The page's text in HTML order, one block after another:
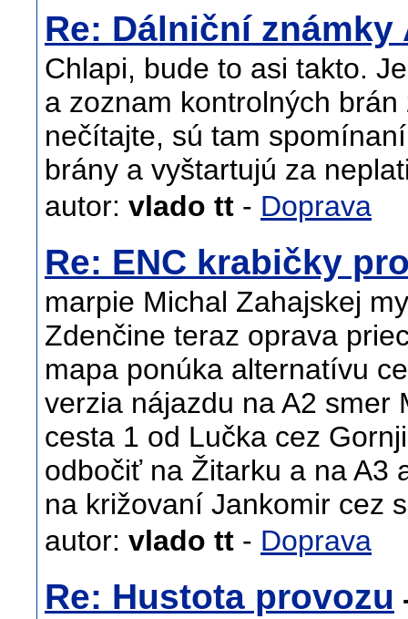
Re: Dálniční známky
Chlapi, bude to asi takto.
a zoznam kontrolných
nečítajte, sú tam
brány a vyštartujú za
autor: vlado tt - Doprava
Re: ENC krabičky
marpie Michal Zahajskej
Zdenčine teraz oprava
mapa ponúka alternatívu
verzia nájazdu na A2 smer
cesta 1 od Lučka cez
odbočiť na Žitarku a na A3
na križovaní Jankomir cez
autor: vlado tt - Doprava
Re: Hustota provozu